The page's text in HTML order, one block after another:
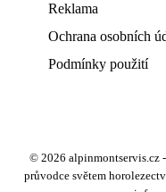
Reklama
Ochrana osobních
Podmínky použití
© 2026 alpinmontservis.cz
průvodce světem